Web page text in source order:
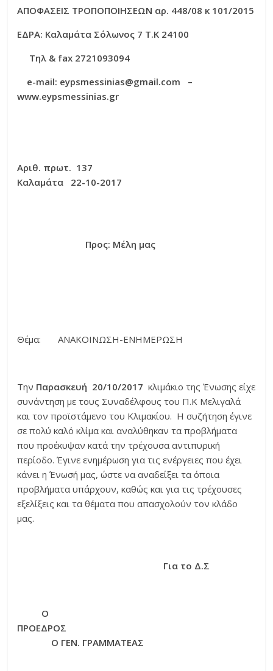
ΑΠΟΦΑΣΕΙΣ ΤΡΟΠΟΠΟΙΗΣΕΩΝ αρ. 448/08 κ 101/2015
ΕΔΡΑ: Καλαμάτα Σόλωνος 7 Τ.Κ 24100
Τηλ & fax 2721093094
e-mail: eypsmessinias@gmail.com –
www.eypsmessinias.gr
Αριθ. πρωτ. 137
Καλαμάτα 22-10-2017
Προς: Μέλη μας
Θέμα: ΑΝΑΚΟΙΝΩΣΗ-ΕΝΗΜΕΡΩΣΗ
Την Παρασκευή 20/10/2017κλιμάκιο της Ένωσης είχε
συνάντηση με τους Συναδέλφους του Π.Κ Μελιγαλά
και τον προϊστάμενο του Κλιμακίου. Η συζήτηση έγινε
σε πολύ καλό κλίμα και αναλύθηκαν τα προβλήματα
που προέκυψαν κατά την τρέχουσα αντιπυρική
περίοδο. Έγινε ενημέρωση για τις ενέργειες που έχει
κάνει η Ένωσή μας, ώστε να αναδείξει τα όποια
προβλήματα υπάρχουν, καθώς και για τις τρέχουσες
εξελίξεις και τα θέματα που απασχολούν τον κλάδο
μας.
Για το Δ.Σ
Ο
ΠΡΟΕΔΡΟΣ
Ο ΓΕΝ. ΓΡΑΜΜΑΤΕΑΣ